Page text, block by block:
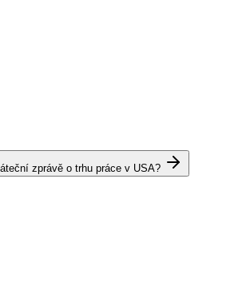
zprávě o trhu práce v USA?